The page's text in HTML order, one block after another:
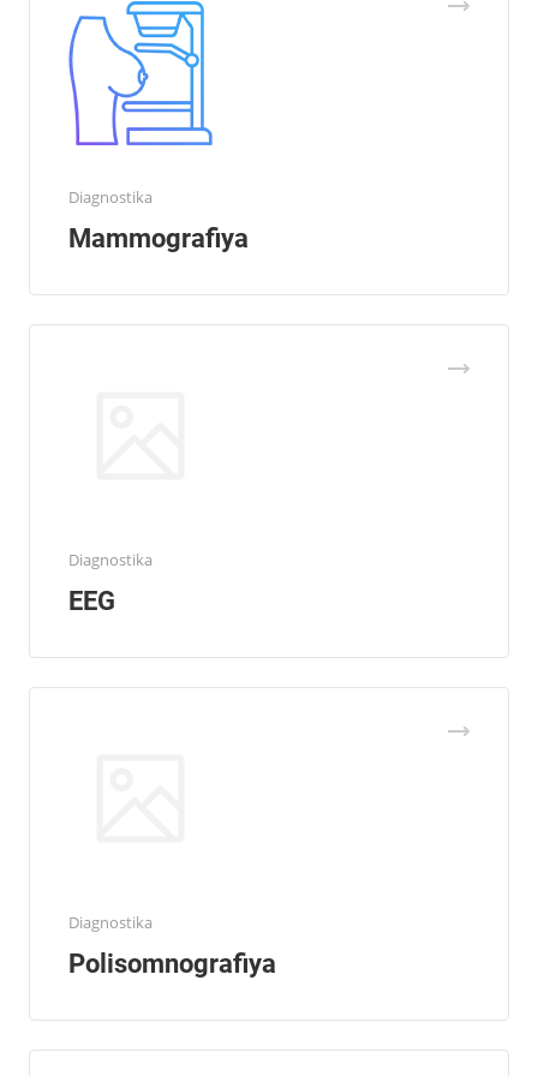
Diagnostika
Mammografiya
Diagnostika
EEG
Diagnostika
Polisomnografiya